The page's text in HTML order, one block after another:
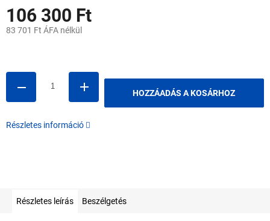
106 300 Ft
83 701 Ft ÁFA nélkül
HOZZÁADÁS A KOSÁRHOZ
Részletes információ
Részletes leírás Beszélgetés